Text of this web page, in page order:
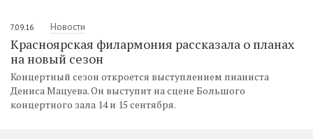
7.09.16 Новости
Красноярская филармония рассказала о планах
на новый сезон
Концертный сезон откроется выступлением пианиста
Дениса Мацуева. Он выступит на сцене Большого
концертного зала 14 и 15 сентября.